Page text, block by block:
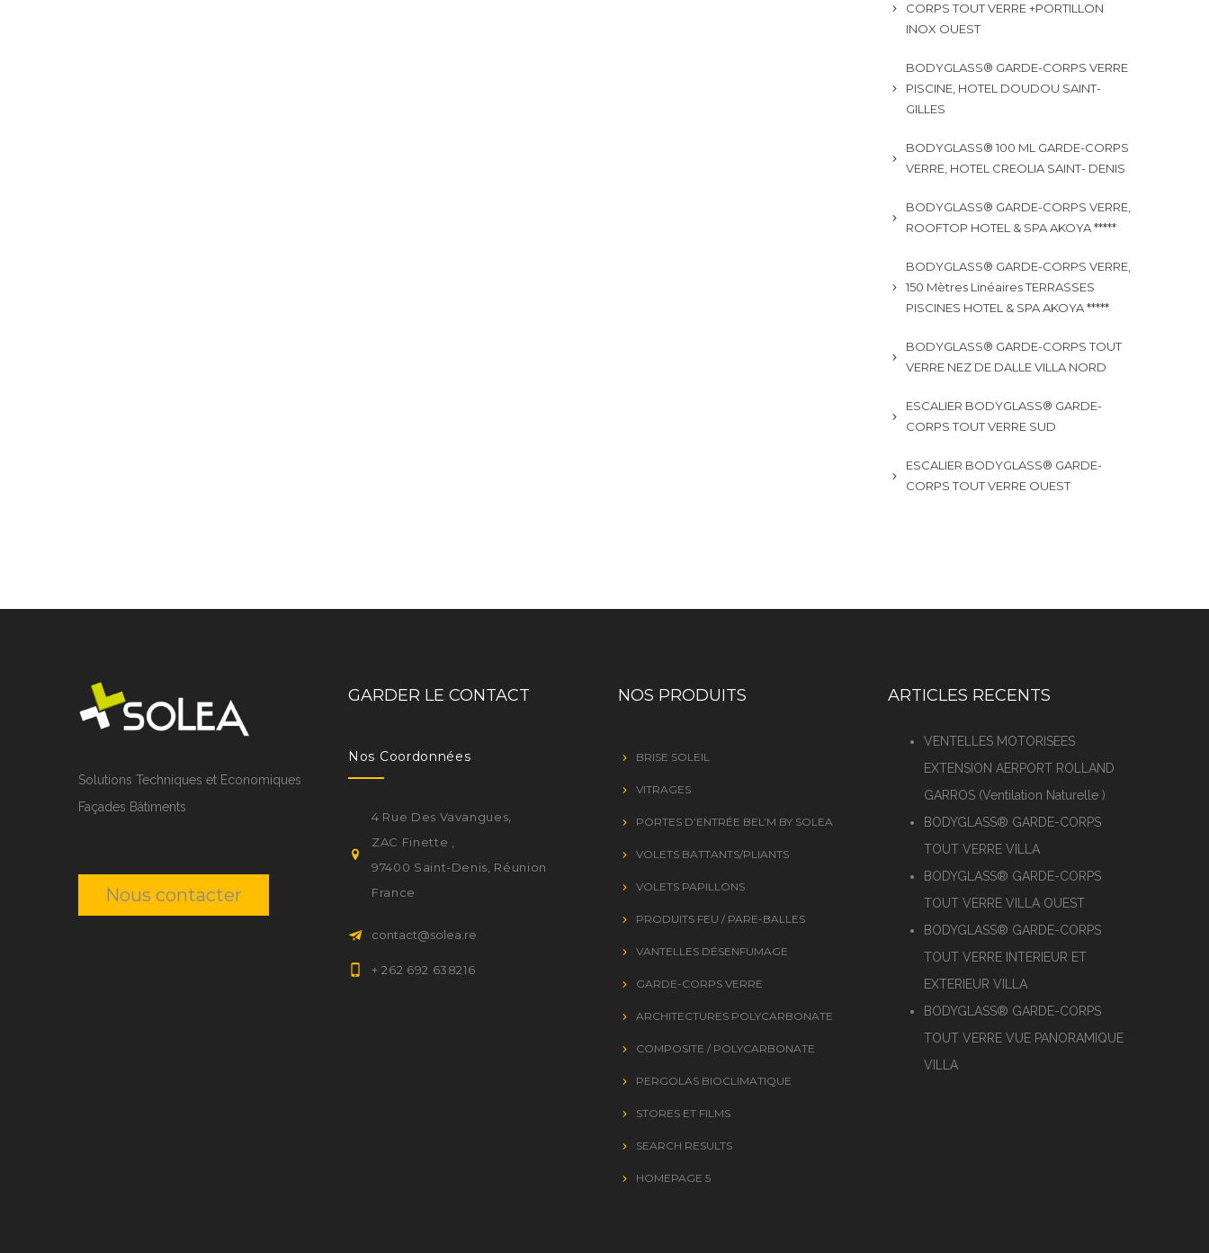
CORPS TOUT VERRE +PORTILLON
INOX OUEST
BODYGLASS® GARDE-CORPS VERRE
PISCINE, HOTEL DOUDOU SAINT-
GILLES
BODYGLASS® 100 ML GARDE-CORPS
VERRE, HOTEL CREOLIA SAINT- DENIS
BODYGLASS® GARDE-CORPS VERRE,
ROOFTOP HOTEL & SPA AKOYA *****
BODYGLASS® GARDE-CORPS VERRE,
150 Mètres Linéaires TERRASSES
PISCINES HOTEL & SPA AKOYA *****
BODYGLASS® GARDE-CORPS TOUT
VERRE NEZ DE DALLE VILLA NORD
ESCALIER BODYGLASS® GARDE-
CORPS TOUT VERRE SUD
ESCALIER BODYGLASS® GARDE-
CORPS TOUT VERRE OUEST
Solutions Techniques et Economiques
Façades Bâtiments
Nous contacter
GARDER LE CONTACT
Nos Coordonnées
4 Rue Des Vavangues,
ZAC Finette ,
97400 Saint-Denis, Réunion
France
contact@solea.re
+ 262 692 638216
NOS PRODUITS
BRISE SOLEIL
VITRAGES
PORTES D’ENTRÉE BEL’M BY SOLEA
VOLETS BATTANTS/PLIANTS
VOLETS PAPILLONS
PRODUITS FEU / PARE-BALLES
VANTELLES DÉSENFUMAGE
GARDE-CORPS VERRE
ARCHITECTURES POLYCARBONATE
COMPOSITE / POLYCARBONATE
PERGOLAS BIOCLIMATIQUE
STORES ET FILMS
SEARCH RESULTS
HOMEPAGE 5
ARTICLES RECENTS
VENTELLES MOTORISEES
EXTENSION AERPORT ROLLAND
GARROS (Ventilation Naturelle )
BODYGLASS® GARDE-CORPS
TOUT VERRE VILLA
BODYGLASS® GARDE-CORPS
TOUT VERRE VILLA OUEST
BODYGLASS® GARDE-CORPS
TOUT VERRE INTERIEUR ET
EXTERIEUR VILLA
BODYGLASS® GARDE-CORPS
TOUT VERRE VUE PANORAMIQUE
VILLA